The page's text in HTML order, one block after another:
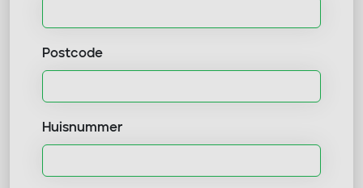
Postcode
Huisnummer